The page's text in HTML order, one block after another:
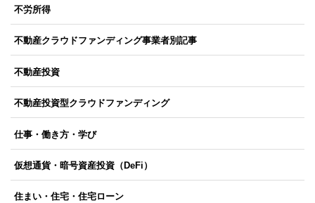
不労所得
不動産クラウドファンディング事業者別記事
不動産投資
不動産投資型クラウドファンディング
仕事・働き方・学び
仮想通貨・暗号資産投資（DeFi）
住まい・住宅・住宅ローン